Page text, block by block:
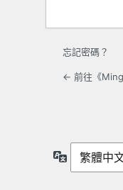
忘記密碼？
← 前往《Ming
言